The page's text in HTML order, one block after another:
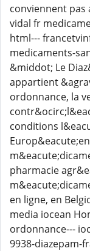
conviennent pas
vidal fr
html---
medicaments-
&middot; Le
appartient
ordonnance, la
conditions
pharmacie
en ligne, en
media iocean
ordonnance---
9938-diazepam-